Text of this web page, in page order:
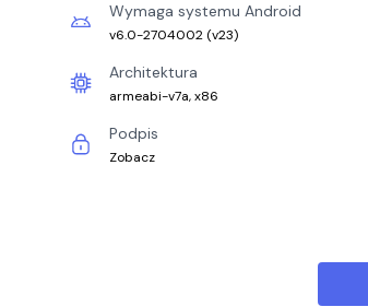
Wymaga systemu Android
v6.0-2704002 (v23)
Architektura
armeabi-v7a, x86
Podpis
Zobacz